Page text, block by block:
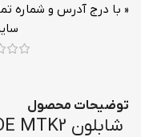
« با درج آدرس و شماره
توضیحات محصول